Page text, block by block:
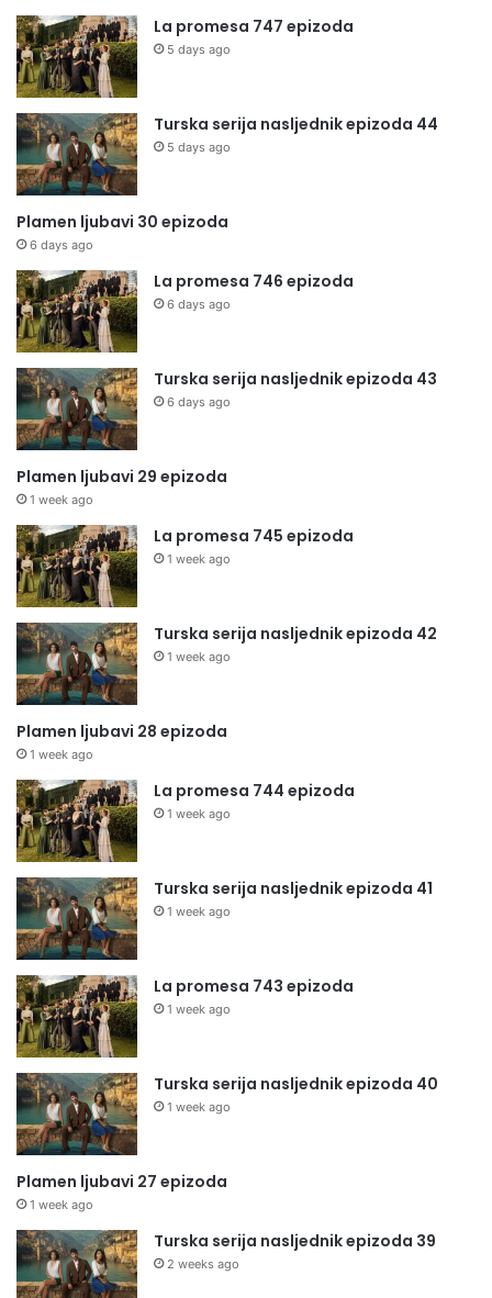
La promesa 747 epizoda
5 days ago
Turska serija nasljednik epizoda 44
5 days ago
Plamen ljubavi 30 epizoda
6 days ago
La promesa 746 epizoda
6 days ago
Turska serija nasljednik epizoda 43
6 days ago
Plamen ljubavi 29 epizoda
1 week ago
La promesa 745 epizoda
1 week ago
Turska serija nasljednik epizoda 42
1 week ago
Plamen ljubavi 28 epizoda
1 week ago
La promesa 744 epizoda
1 week ago
Turska serija nasljednik epizoda 41
1 week ago
La promesa 743 epizoda
1 week ago
Turska serija nasljednik epizoda 40
1 week ago
Plamen ljubavi 27 epizoda
1 week ago
Turska serija nasljednik epizoda 39
2 weeks ago